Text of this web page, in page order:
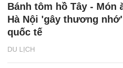
DU LỊCH
Bánh tôm hồ Tây - Món
Hà Nội 'gây thương
quốc tế